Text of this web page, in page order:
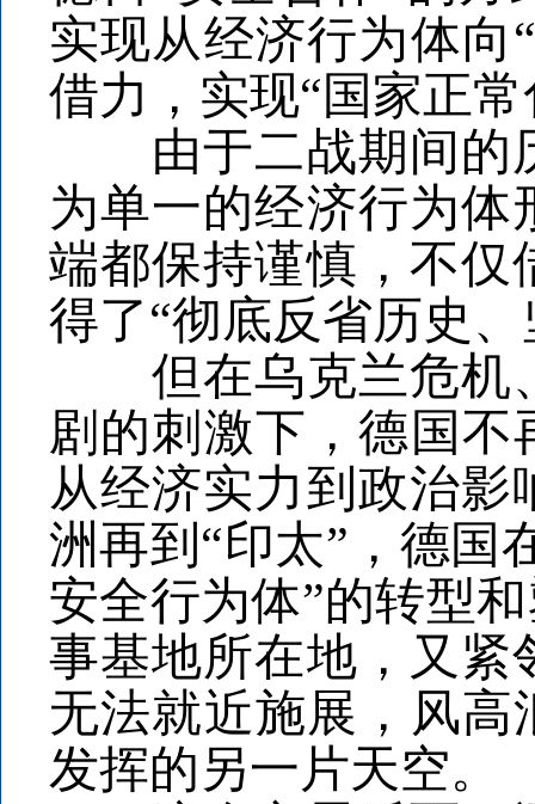
实现从经济行为体向
借力，实现“国家正常
由于二战期间的历
为单一的经济行为
端都保持谨慎，不仅
得了“彻底反省历
但在乌克兰危机、
剧的刺激下，德国不
从经济实力到政治
洲再到“印太”，德国
安全行为体”的转型
事基地所在地，又紧
无法就近施展，风高
发挥的另一片天空。